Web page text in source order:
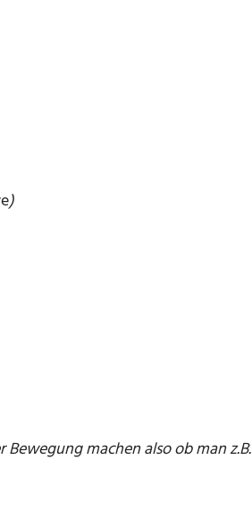
)
Bewegung machen also ob man z.B.